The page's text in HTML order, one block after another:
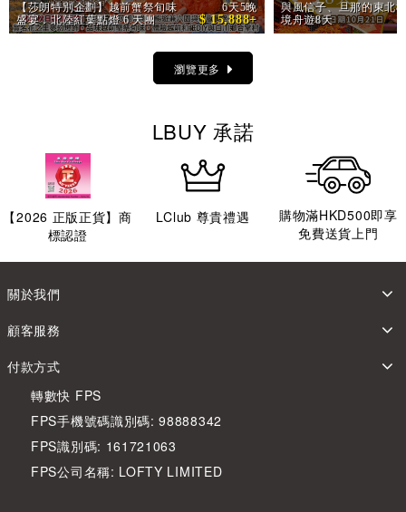
【莎朗特別企劃】越前蟹祭旬味
盛宴．北陸紅葉點燈 6 天團
6天5晚
$ 15,888+
與風信子、旦那的東北
境舟遊8天
瀏覽更多
LBUY 承諾
【2026 正版正貨】商
標認證
LClub 尊貴禮遇
購物滿HKD500即享
免費送貨上門
關於我們
顧客服務
付款方式
轉數快 FPS
FPS手機號碼識別碼: 98888342
FPS識別碼: 161721063
FPS公司名稱: LOFTY LIMITED